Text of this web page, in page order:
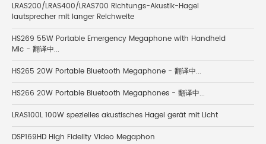
LRAS200/LRAS400/LRAS700 Richtungs-Akustik-Hagel
lautsprecher mit langer Reichweite
HS269 55W Portable Emergency Megaphone with Handheld
Mic - 翻译中...
HS265 20W Portable Bluetooth Megaphone - 翻译中...
HS266 20W Portable Bluetooth Megaphones - 翻译中...
LRAS100L 100W spezielles akustisches Hagel gerät mit Licht
DSP169HD High Fidelity Video Megaphon